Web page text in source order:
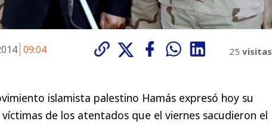
09:04 25 visitas
islamista palestino Hamás expresó hoy su
de los atentados que el viernes sacudieron el